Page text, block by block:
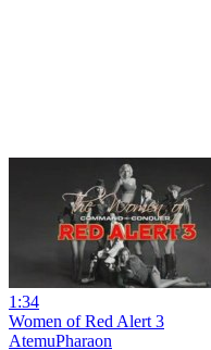
1:34
Women of Red Alert 3
AtemuPharaon